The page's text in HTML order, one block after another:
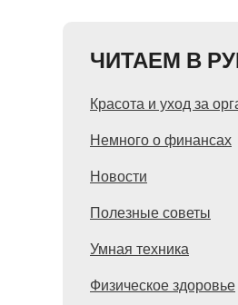
ЧИТАЕМ В
Красота и уход за
Немного о финансах
Новости
Полезные советы
Умная техника
Физическое здоровье